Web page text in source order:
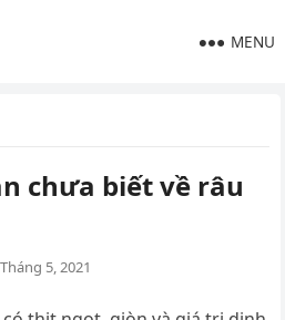
MENU
chưa biết về râu
5, 2021